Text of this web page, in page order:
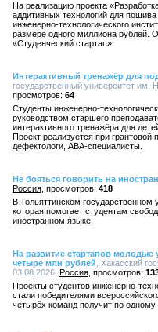
На реализацию проекта
аддитивных технологий для
инженерно-технологического
размере одного миллиона рублей.
«Студенческий стартап».
Интерактивный тренажёр для
государственный университет им.
64
Студенты инженерно-
руководством старшего
интерактивного тренажёра для
Проект реализуется при грантовой
дефектологи, АВА-специалисты.
Не бояться говорить на
Россия
418
В Тольяттинском государственном
которая помогает студентам
иностранном языке.
На развитие стартапов
четыре млн рублей , Хакасский
03.08.2026, Россия
Проекты студентов инженерно-
стали победителями
четырёх команд получит по